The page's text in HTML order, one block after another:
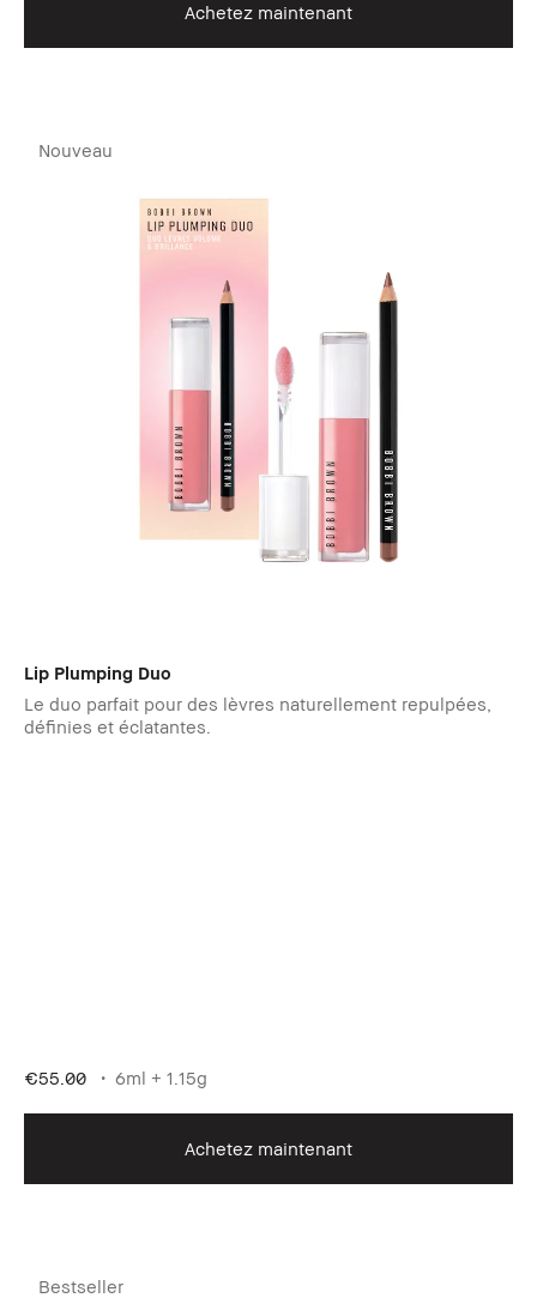
Achetez maintenant
Nouveau
Lip Plumping Duo
Le duo parfait pour des lèvres naturellement repulpées,
définies et éclatantes.
€55.00 6ml + 1.15g
Achetez maintenant
Bestseller